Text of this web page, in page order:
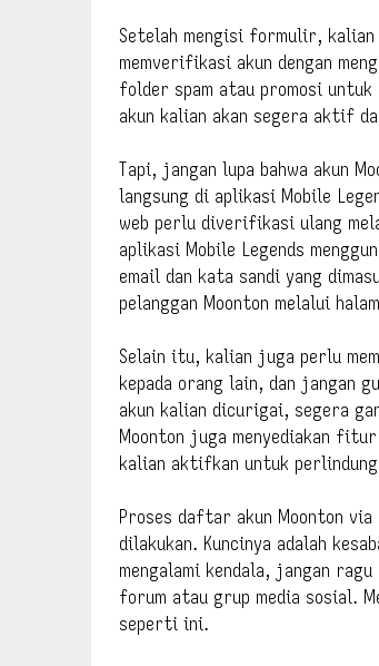
Setelah mengisi formulir,
memverifikasi akun dengan
folder spam atau promosi
akun kalian akan segera aktif
Tapi, jangan lupa bahwa akun
langsung di aplikasi Mobile
web perlu diverifikasi ulang
aplikasi Mobile Legends
email dan kata sandi yang
pelanggan Moonton melalui
Selain itu, kalian juga perlu
kepada orang lain, dan jangan
akun kalian dicurigai, segera
Moonton juga menyediakan
kalian aktifkan untuk
Proses daftar akun Moonton
dilakukan. Kuncinya adalah
mengalami kendala, jangan
forum atau grup media sosial.
seperti ini.